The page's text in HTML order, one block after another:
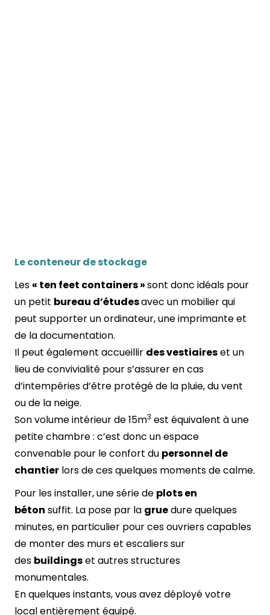
Le conteneur de stockage
Les « ten feet containers »sont donc idéals pour
un petit bureau d’étudesavec un mobilier qui
peut supporter un ordinateur, une imprimante et
de la documentation.
Il peut également accueillir des vestiaireset un
lieu de convivialité pour s’assurer en cas
d’intempéries d’être protégé de la pluie, du vent
ou de la neige.
Son volume intérieur de 15m3 est équivalent à une
petite chambre : c’est donc un espace
convenable pour le confort du personnel de
chantier lors de ces quelques moments de calme.
Pour les installer, une série de plots en
béton suffit. La pose par la gruedure quelques
minutes, en particulier pour ces ouvriers capables
de monter des murs et escaliers sur
des buildingset autres structures
monumentales.
En quelques instants, vous avez déployé votre
local entièrement équipé.